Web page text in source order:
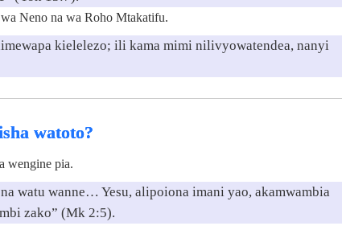
Neno na wa Roho Mtakatifu.
kielelezo; ili kama mimi nilivyowatendea, nanyi
watoto?
wengine pia.
watu wanne… Yesu, alipoiona imani yao, akamwambia
zako” (Mk 2:5).